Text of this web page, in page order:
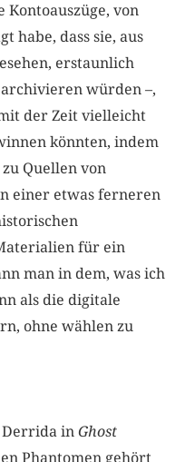
von
habe, dass sie, aus
erstaunlich
würden –,
der Zeit vielleicht
könnten, indem
Quellen von
einer etwas ferneren
für ein
man in dem, was ich
als die digitale
ohne wählen zu
Derrida inGhost
Phantomen gehört